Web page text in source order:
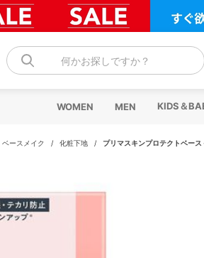
何かお探しですか？
WOMEN MEN KIDS＆
ベースメイク / 化粧下地 / プリマスキンプロテクトベー